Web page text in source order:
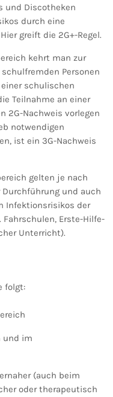
und Discotheken
durch eine
greift die 2G+-Regel.
kehrt man zur
Personen
schulischen
Teilnahme an einer
2G-Nachweis vorlegen
notwendigen
ist ein 3G-Nachweis
gelten je nach
und auch
Infektionsrisikos der
Erste-Hilfe-
Unterricht).
folgt:
und im
(auch beim
oder therapeutisch